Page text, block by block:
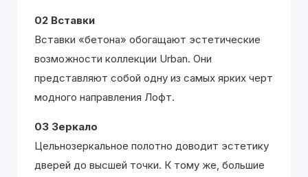
02 Вставки
Вставки «бетона» обогащают эстетические
возможности коллекции Urban. Они
представляют собой одну из самых ярких черт
модного направления Лофт.
03 Зеркало
Цельнозеркальное полотно доводит эстетику
дверей до высшей точки. К тому же, большие